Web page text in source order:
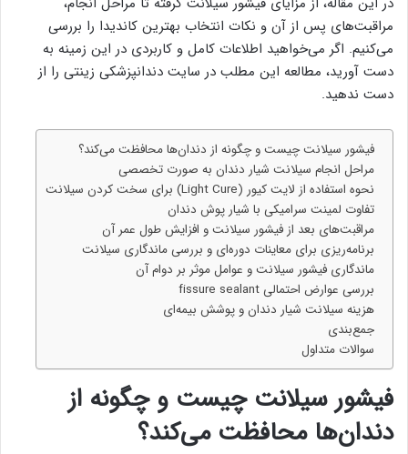
مراقبت‌های پس از آن و نکات انتخاب بهترین کاندیدا را بررسی
می‌کنیم. اگر می‌خواهید اطلاعات کامل و کاربردی در این زمینه به
دست آورید، مطالعه این مطلب در سایت دندانپزشکی زینتی را از
دست ندهید.
فیشور سیلانت چیست و چگونه از دندان‌ها محافظت می‌کند؟
مراحل انجام سیلانت شیار دندان به صورت تخصصی
نحوه استفاده از لایت کیور (Light Cure) برای سخت کردن سیلانت
تفاوت لمینت سرامیکی با شیار پوش دندان
مراقبت‌های بعد از فیشور سیلانت و افزایش طول عمر آن
برنامه‌ریزی برای معاینات دوره‌ای و بررسی ماندگاری سیلانت
ماندگاری فیشور سیلانت و عوامل موثر بر دوام آن
بررسی عوارض احتمالی fissure sealant
هزینه سیلانت شیار دندان و پوشش بیمه‌ای
جمع‌بندی
سوالات متداول
فیشور سیلانت چیست و چگونه از
دندان‌ها محافظت می‌کند؟